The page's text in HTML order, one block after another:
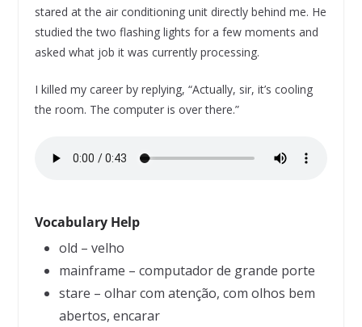
stared at the air conditioning unit directly behind me. He
studied the two flashing lights for a few moments and
asked what job it was currently processing.
I killed my career by replying, “Actually, sir, it’s cooling
the room. The computer is over there.”
Vocabulary Help
old – velho
mainframe – computador de grande porte
stare – olhar com atenção, com olhos bem
abertos, encarar